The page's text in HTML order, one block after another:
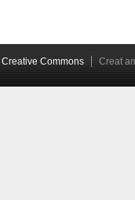
Creative Commons Creat